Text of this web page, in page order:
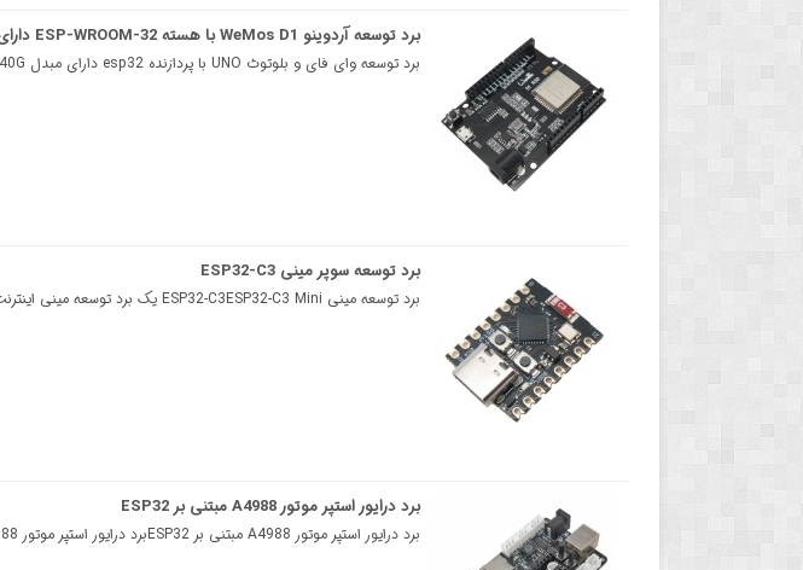
برد توسعه آردوینو WeMos D1 با هسته ESP-WROOM-32 دارای بلوتوث و وایفای داخلی
برد توسعه وای فای و بلوتوث UNO با پردازنده esp32 دارای مبدل CH340Gبرد توسعه esp32 دارای WiFi و بلوتو..
برد توسعه سوپر مینی ESP32-C3
برد توسعه مینی ESP32-C3ESP32-C3 Mini یک برد توسعه مینی اینترنت اشیا است که بر اساس تراشه دو حالته Wi..
برد درایور استپر موتور A4988 مبتنی بر ESP32
برد درایور استپر موتور A4988 مبتنی بر ESP32برد درایور استپر موتور A4988 برای راه اندازی موتورهای پله..